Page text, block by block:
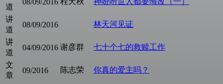
道
讲
道
08/09/2016 林天河见证
讲
道
04/09/2016 谢彦群 七十个七的救赎工作
文
章
09/2016 陈志荣 你真的爱主吗？